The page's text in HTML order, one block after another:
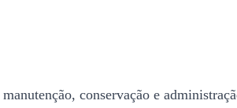
conservação e